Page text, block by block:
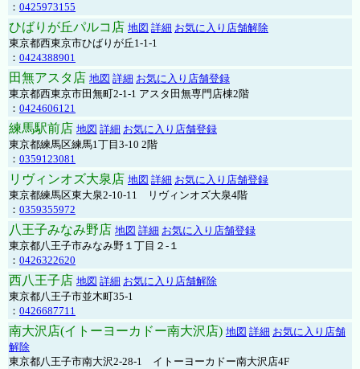
： 0425973155
ひばりが丘パルコ店 地図 詳細 お気に入り店舗解除
東京都西東京市ひばりが丘1-1-1
： 0424388901
田無アスタ店 地図 詳細 お気に入り店舗登録
東京都西東京市田無町2-1-1 アスタ田無専門店棟2階
： 0424606121
練馬駅前店 地図 詳細 お気に入り店舗登録
東京都練馬区練馬1丁目3-10 2階
： 0359123081
リヴィンオズ大泉店 地図 詳細 お気に入り店舗登録
東京都練馬区東大泉2-10-11 リヴィンオズ大泉4階
： 0359355972
八王子みなみ野店 地図 詳細 お気に入り店舗登録
東京都八王子市みなみ野１丁目２-１
： 0426322620
西八王子店 地図 詳細 お気に入り店舗解除
東京都八王子市並木町35-1
： 0426687711
南大沢店(イトーヨーカドー南大沢店) 地図 詳細 お気に入り店舗
解除
東京都八王子市南大沢2-28-1 イトーヨーカドー南大沢店4F